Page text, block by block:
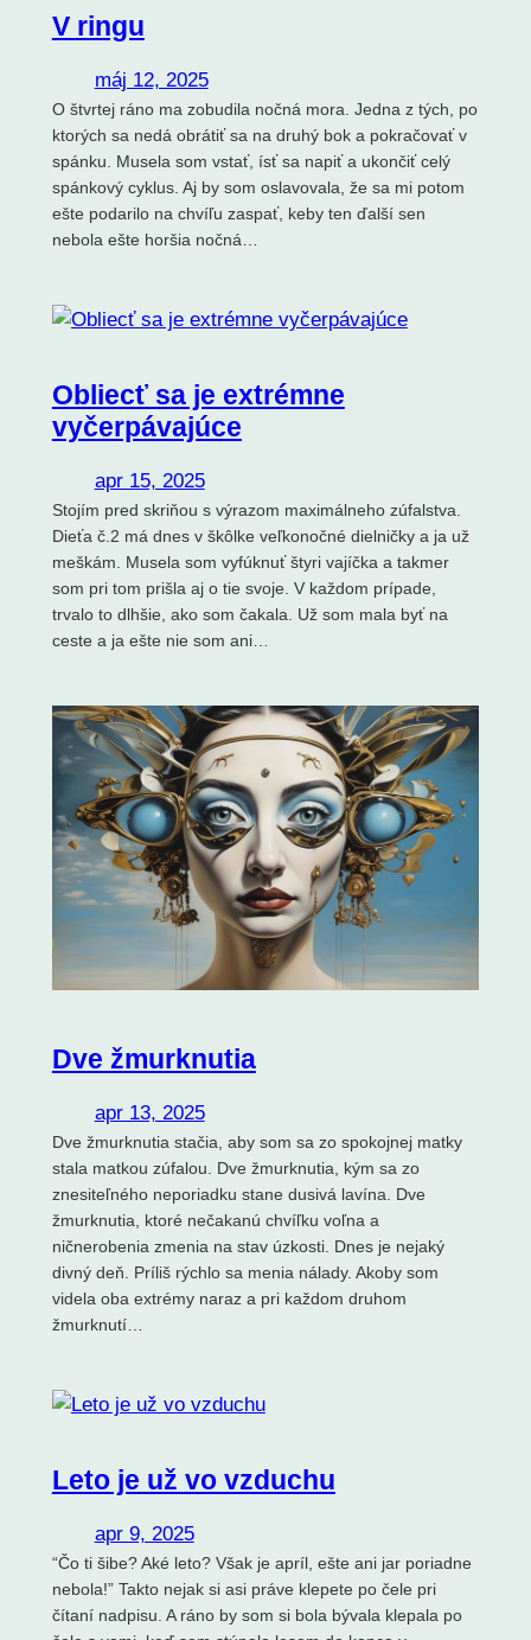
V ringu
máj 12, 2025
O štvrtej ráno ma zobudila nočná mora. Jedna z tých, po
ktorých sa nedá obrátiť sa na druhý bok a pokračovať v
spánku. Musela som vstať, ísť sa napiť a ukončiť celý
spánkový cyklus. Aj by som oslavovala, že sa mi potom
ešte podarilo na chvíľu zaspať, keby ten ďalší sen
nebola ešte horšia nočná…
Obliecť sa je extrémne
vyčerpávajúce
apr 15, 2025
Stojím pred skriňou s výrazom maximálneho zúfalstva.
Dieťa č.2 má dnes v škôlke veľkonočné dielničky a ja už
meškám. Musela som vyfúknuť štyri vajíčka a takmer
som pri tom prišla aj o tie svoje. V každom prípade,
trvalo to dlhšie, ako som čakala. Už som mala byť na
ceste a ja ešte nie som ani…
Dve žmurknutia
apr 13, 2025
Dve žmurknutia stačia, aby som sa zo spokojnej matky
stala matkou zúfalou. Dve žmurknutia, kým sa zo
znesiteľného neporiadku stane dusivá lavína. Dve
žmurknutia, ktoré nečakanú chvíľku voľna a
ničnerobenia zmenia na stav úzkosti. Dnes je nejaký
divný deň. Príliš rýchlo sa menia nálady. Akoby som
videla oba extrémy naraz a pri každom druhom
žmurknutí…
Leto je už vo vzduchu
apr 9, 2025
“Čo ti šibe? Aké leto? Však je apríl, ešte ani jar poriadne
nebola!” Takto nejak si asi práve klepete po čele pri
čítaní nadpisu. A ráno by som si bola bývala klepala po